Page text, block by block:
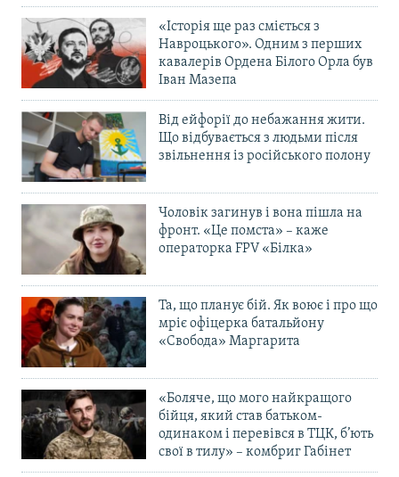
«Історія ще раз сміється з
Навроцького». Одним з перших
кавалерів Ордена Білого Орла був
Іван Мазепа
Від ейфорії до небажання жити.
Що відбувається з людьми після
звільнення із російського полону
Чоловік загинув і вона пішла на
фронт. «Це помста» – каже
операторка FPV «Білка»
Та, що планує бій. Як воює і про що
мріє офіцерка батальйону
«Свобода» Маргарита
«Боляче, що мого найкращого
бійця, який став батьком-
одинаком і перевівся в ТЦК, б’ють
свої в тилу» – комбриг Габінет